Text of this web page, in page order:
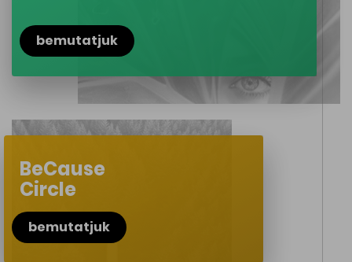
bemutatjuk
BeCause
Circle
bemutatjuk